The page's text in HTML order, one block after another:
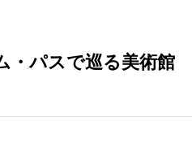
・パスで巡る美術館